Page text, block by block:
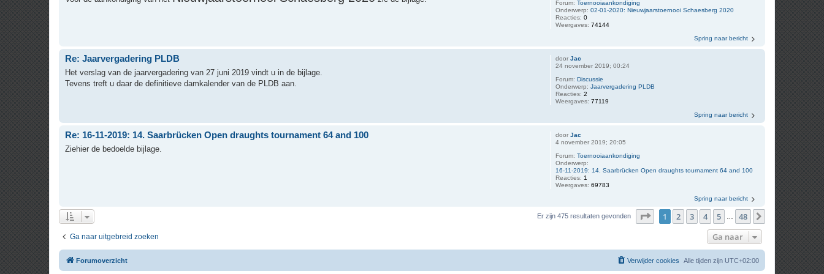
Forum:Toernooiaankondiging
Onderwerp:02-01-2020: Nieuwjaarstoernooi Schaesberg 2020
Reacties:0
Weergaves:74144
Spring naar bericht
doorJac
24 november 2019; 00:24
Forum:Discussie
Onderwerp:Jaarvergadering PLDB
Reacties:2
Weergaves:77119
Re: Jaarvergadering PLDB
Het verslag van de jaarvergadering van 27 juni 2019 vindt u in de bijlage.
Tevens treft u daar de definitieve damkalender van de PLDB aan.
Spring naar bericht
doorJac
4 november 2019; 20:05
Forum:Toernooiaankondiging
Onderwerp:
16-11-2019: 14. Saarbrücken Open draughts tournament 64 and 100
Reacties: 1
Weergaves:69783
Re: 16-11-2019: 14. Saarbrücken Open draughts tournament 64 and 100
Ziehier de bedoelde bijlage.
Spring naar bericht
Er zijn 475 resultaten gevonden Pagina1 van 48
1 2 3 4 5 48 Volgende
Ga naar uitgebreid zoeken Ga naar
Forumoverzicht Alle tijden zijn UTC+02:00
Verwijder cookies